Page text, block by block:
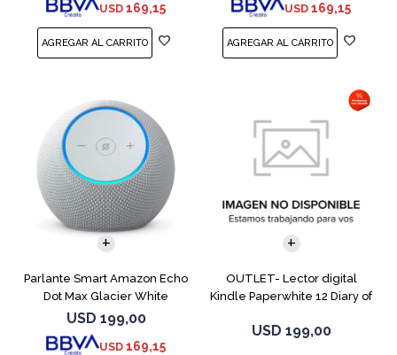
USD 169,15 USD 169,15
Parlante Smart Amazon Echo
Dot Max Glacier White
USD 199,00
USD 169,15
OUTLET- Lector digital
Kindle Paperwhite 12 Diary of
USD 199,00